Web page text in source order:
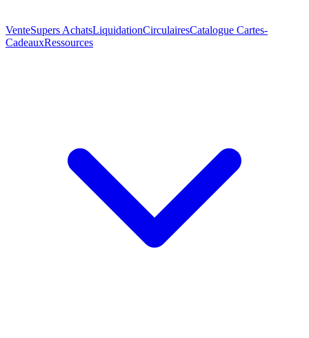
VenteSupers AchatsLiquidationCirculairesCatalogue Cartes-
CadeauxRessources